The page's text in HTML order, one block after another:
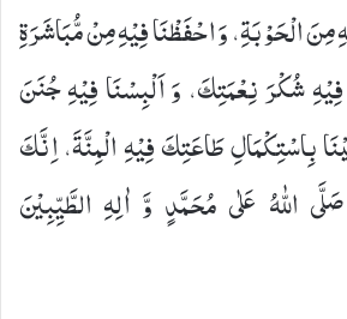
مِنَ الْحَوْبَةِ، وَ احْفَظْنَا فِیْهِ مِنْ مُّبَاشَرَةِ
شُكْرَ نِعْمَتِكَ، وَ اَلْبِسْنَا فِیْهِ جُنَنَ
بِاسْتِكْمَالِ طَاعَتِكَ فِیْهِ الْمِنَّةَ، اِنَّكَ
اللّٰهُ عَلٰى مُحَمَّدٍ وَّ اٰلِهِ الطَّیِّبِیْنَ